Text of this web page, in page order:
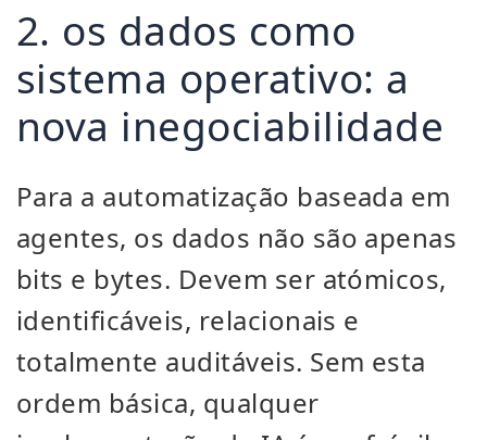
2. os dados como
sistema operativo: a
nova inegociabilidade
Para a automatização baseada em
agentes, os dados não são apenas
bits e bytes. Devem ser atómicos,
identificáveis, relacionais e
totalmente auditáveis. Sem esta
ordem básica, qualquer